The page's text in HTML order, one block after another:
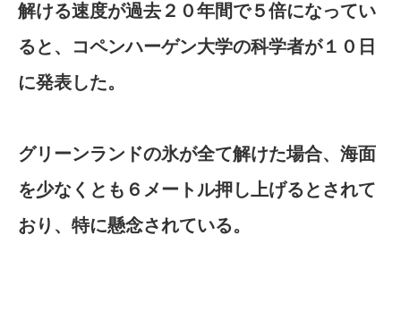
解ける速度が過去２０年間で５倍になってい
ると、コペンハーゲン大学の科学者が１０日
に発表した。
グリーンランドの氷が全て解けた場合、海面
を少なくとも６メートル押し上げるとされて
おり、特に懸念されている。